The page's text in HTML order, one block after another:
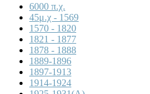
6000 π.χ.
45μ.χ - 1569
1570 - 1820
1821 - 1877
1878 - 1888
1889-1896
1897-1913
1914-1924